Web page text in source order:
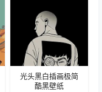
光头黑白插画极简
酷黑壁纸